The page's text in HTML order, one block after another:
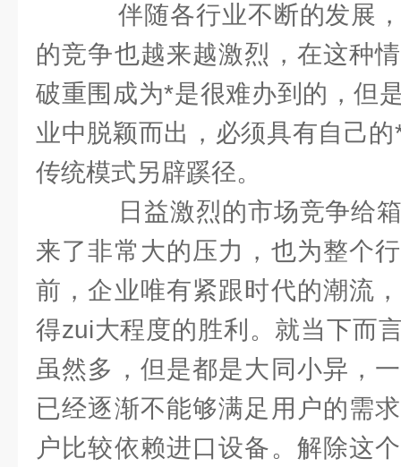
伴随各行业不断的发展
的竞争也越来越激烈，在这种
破重围成为*是很难办到的，但
业中脱颖而出，必须具有自己
传统模式另辟蹊径。
日益激烈的市场竞争给
来了非常大的压力，也为整个
前，企业唯有紧跟时代的潮流
得zui大程度的胜利。就当下而
虽然多，但是都是大同小异，
已经逐渐不能够满足用户的需
户比较依赖进口设备。解除这